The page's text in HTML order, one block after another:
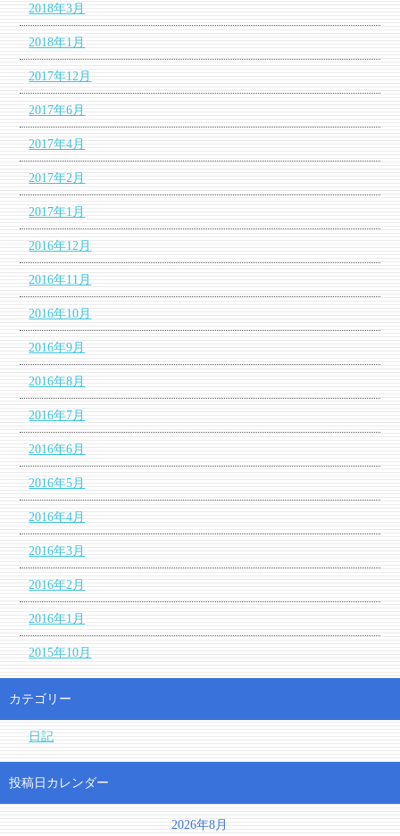
2018年3月
2018年1月
2017年12月
2017年6月
2017年4月
2017年2月
2017年1月
2016年12月
2016年11月
2016年10月
2016年9月
2016年8月
2016年7月
2016年6月
2016年5月
2016年4月
2016年3月
2016年2月
2016年1月
2015年10月
カテゴリー
日記
投稿日カレンダー
2026年8月